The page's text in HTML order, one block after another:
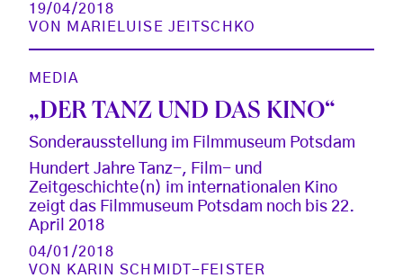
19/04/2018
VON MARIELUISE JEITSCHKO
MEDIA
„DER TANZ UND DAS KINO“
Sonderausstellung im Filmmuseum Potsdam
Hundert Jahre Tanz-, Film- und
Zeitgeschichte(n) im internationalen Kino
zeigt das Filmmuseum Potsdam noch bis 22.
April 2018
04/01/2018
VON
KARIN SCHMIDT-FEISTER